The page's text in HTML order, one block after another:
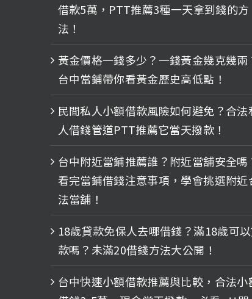
借款5萬，PTT推薦3種一天拿到錢的方
法！
黃金價格一錢多少？一錢黃金幾克幾兩
台中當鋪帶你看黃金歷史高低點！
民間私人小額借款風險如何避免？合法
人借錢管道PTT推薦它當天撥款！
台中附近當鋪推薦誰？附近當舖安全嗎
看完當鋪借錢注意事項，學會挑選附近
法當舖！
18歲貸款免保人去哪借錢？滿18歲可
款嗎？未滿20借錢方法大公開！
台中快速小額借款推薦與比較，合法小